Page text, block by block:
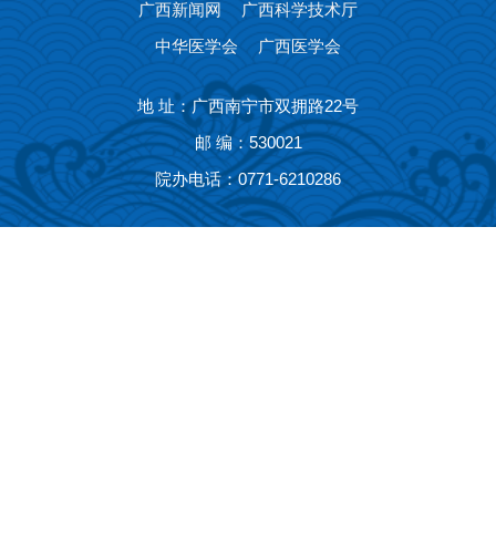
广西新闻网 广西科学技术厅
中华医学会 广西医学会
地 址：广西南宁市双拥路22号
邮 编：530021
院办电话：0771-6210286